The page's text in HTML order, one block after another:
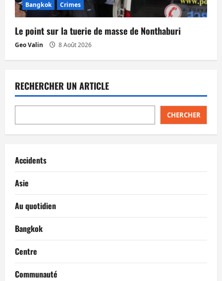
Bangkok Crimes
Le point sur la tuerie de masse de Nonthaburi
Geo Valin 8 Août 2026
RECHERCHER UN ARTICLE
CHERCHER
Accidents
Asie
Au quotidien
Bangkok
Centre
Communauté